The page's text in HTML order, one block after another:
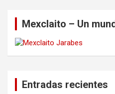
Mexclaito – Un
Entradas recientes